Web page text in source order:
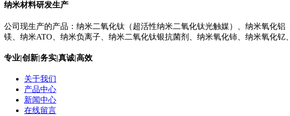
纳米材料研发生产
公司现生产的产品：纳米二氧化钛（超活性纳米二氧化钛光触媒）、纳米氧化
镁、纳米ATO、纳米负离子、纳米二氧化钛银抗菌剂、纳米氧化铈、纳米氧化
专业|创新|务实|真诚|高效
关于我们
产品中心
新闻中心
在线留言